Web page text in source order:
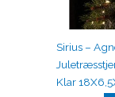
Sirius –
Klar